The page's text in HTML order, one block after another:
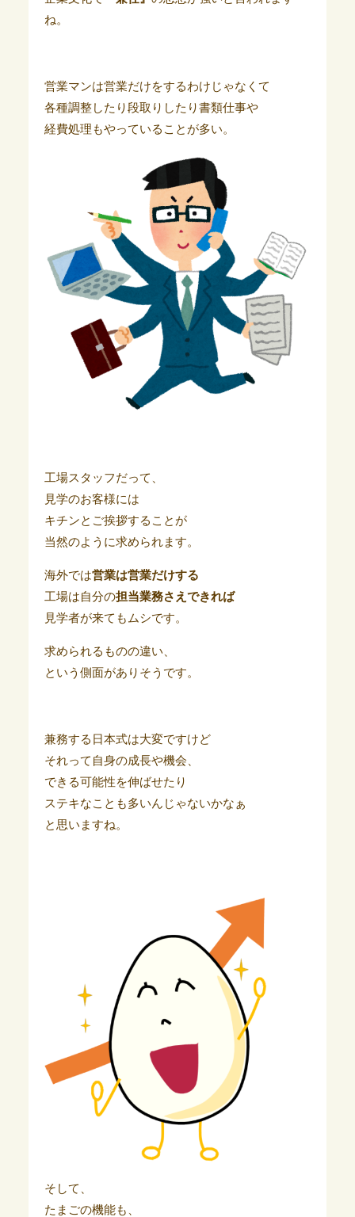
ね。
営業マンは営業だけをするわけじゃなくて
各種調整したり段取りしたり書類仕事や
経費処理もやっていることが多い。
工場スタッフだって、
見学のお客様には
キチンとご挨拶することが
当然のように求められます。
海外では営業は営業だけする
工場は自分の担当業務さえできれば
見学者が来てもムシです。
求められるものの違い、
という側面がありそうです。
兼務する日本式は大変ですけど
それって自身の成長や機会、
できる可能性を伸ばせたり
ステキなことも多いんじゃないかなぁ
と思いますね。
そして、
たまごの機能も、